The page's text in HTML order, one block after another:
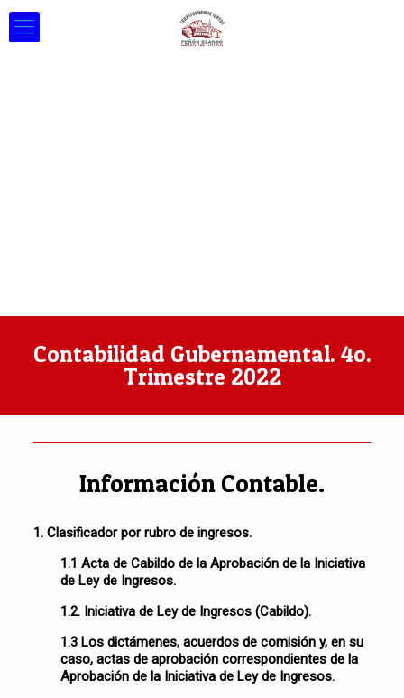
Contabilidad Gubernamental. 4o.
Trimestre 2022
Información Contable.
1. Clasificador por rubro de ingresos.
1.1 Acta de Cabildo de la Aprobación de la Iniciativa
de Ley de Ingresos.
1.2. Iniciativa de Ley de Ingresos (Cabildo).
1.3 Los dictámenes, acuerdos de comisión y, en su
caso, actas de aprobación correspondientes de la
Aprobación de la Iniciativa de Ley de Ingresos.